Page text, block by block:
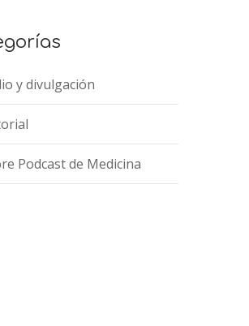
y divulgación
Podcast de Medicina